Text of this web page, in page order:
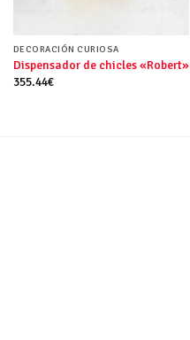
DECORACIÓN CURIOSA
Dispensador de chicles «Robert»
355.44€